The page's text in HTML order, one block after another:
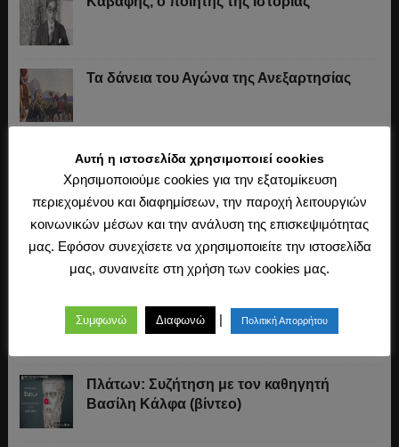
Τα δάνεια του Αγώνα της Ανεξαρτησίας
Το «σύστημα» του Ιωάννη Κωλέττη (1844-
1847)
Η άλωση της Κωνσταντινούπολης (1453)
Ο Μακιαβέλι, η Δημοκρατία και η εκλογή
των αρχόντων
Πλάτων: Συζήτηση με τον καθηγητή
Βασίλη Κάλφα (βίντεο)
Αυτή η ιστοσελίδα χρησιμοποιεί cookies
Χρησιμοποιούμε cookies για την εξατομίκευση
περιεχομένου και διαφημίσεων, την παροχή λειτουργιών
κοινωνικών μέσων και την ανάλυση της επισκεψιμότητας
μας. Εφόσον συνεχίσετε να χρησιμοποιείτε την ιστοσελίδα
μας, συναινείτε στη χρήση των cookies μας.
Συμφωνώ Διαφωνώ | Πολιτική Απορρήτου